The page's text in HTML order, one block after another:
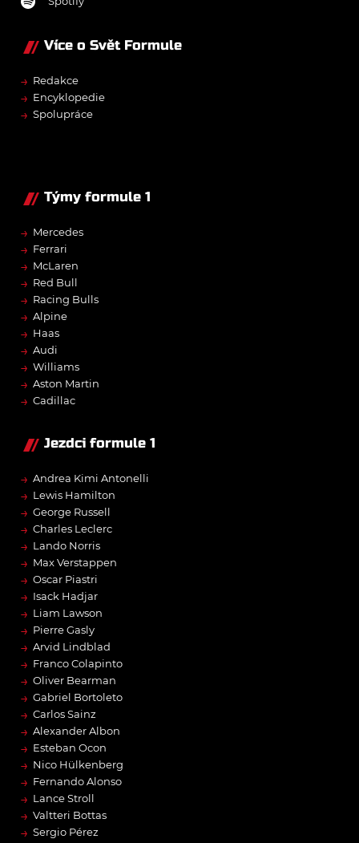
Více o Svět Formule
→ Redakce
→ Encyklopedie
→ Spolupráce
Týmy formule 1
→ Mercedes
→ Ferrari
→ McLaren
→ Red Bull
→ Racing Bulls
→ Alpine
→ Haas
→ Audi
→ Williams
→ Aston Martin
→ Cadillac
Jezdci formule 1
→ Andrea Kimi Antonelli
→ Lewis Hamilton
→ George Russell
→ Charles Leclerc
→ Lando Norris
→ Max Verstappen
→ Oscar Piastri
→ Isack Hadjar
→ Liam Lawson
→ Pierre Gasly
→ Arvid Lindblad
→ Franco Colapinto
→ Oliver Bearman
→ Gabriel Bortoleto
→ Carlos Sainz
→ Alexander Albon
→ Esteban Ocon
→ Nico Hülkenberg
→ Fernando Alonso
→ Lance Stroll
→ Valtteri Bottas
→ Sergio Pérez